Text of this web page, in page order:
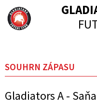
SOUHRN ZÁPASU
Gladiators A -